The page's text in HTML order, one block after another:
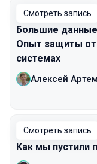
Смотреть запись
Большие
Опыт защиты от
системах
Алексей
Смотреть запись
Как мы пустили